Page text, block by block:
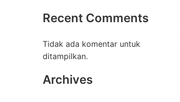
Recent Comments
Tidak ada komentar untuk
ditampilkan.
Archives